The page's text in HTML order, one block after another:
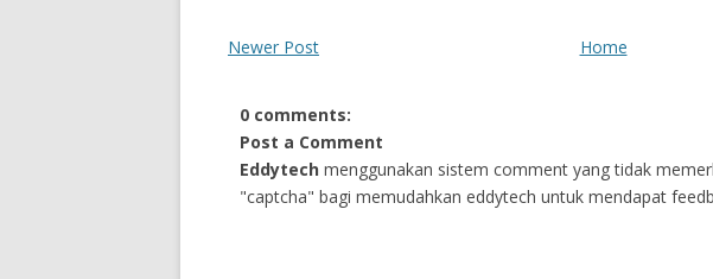
Newer Post Home
0 comments:
Post a Comment
Eddytech menggunakan sistem comment yang tidak
"captcha" bagi memudahkan eddytech untuk mendapat